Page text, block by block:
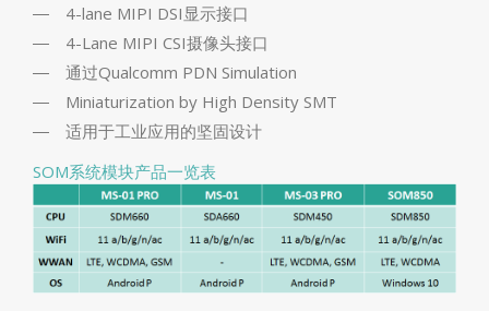
4-lane MIPI DSI显示接口
4-Lane MIPI CSI摄像头接口
通过Qualcomm PDN Simulation
Miniaturization by High Density SMT
适用于工业应用的坚固设计
SOM系统模块产品一览表